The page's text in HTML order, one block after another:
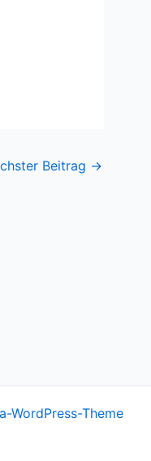
Beitrag →
WordPress-Theme